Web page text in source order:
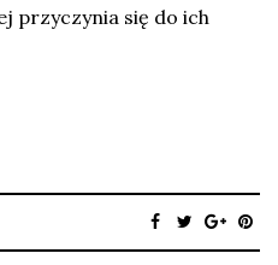
przyczynia się do ich